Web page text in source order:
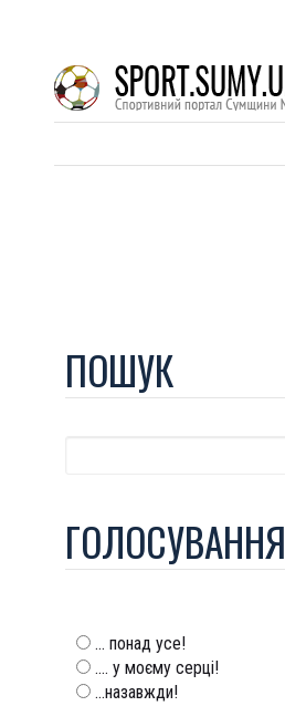
ПОШУК
ГОЛОСУВАННЯ
... понад усе!
.... у моєму серці!
...назавжди!